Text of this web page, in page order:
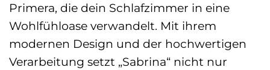
Primera, die dein Schlafzimmer in eine
Wohlfühloase verwandelt. Mit ihrem
modernen Design und der hochwertigen
Verarbeitung setzt „Sabrina“ nicht nur